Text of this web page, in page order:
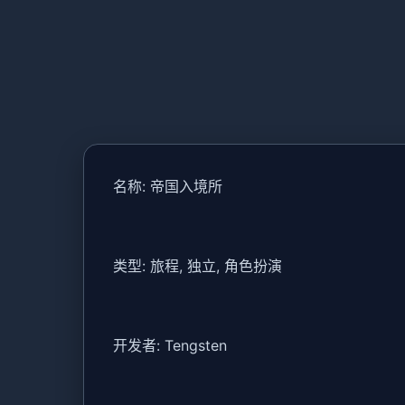
名称: 帝国入境所
类型: 旅程, 独立, 角色扮演
开发者: Tengsten